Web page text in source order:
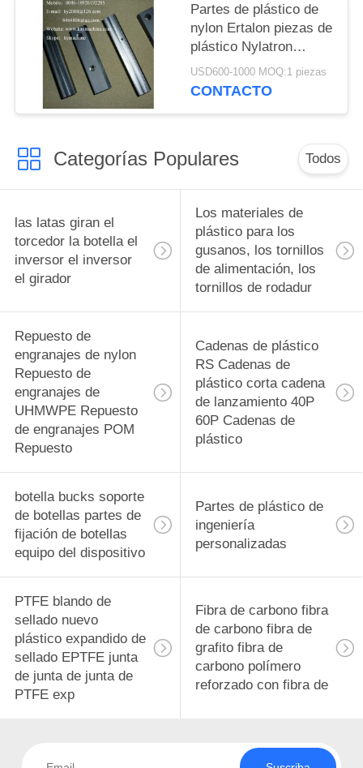
Partes de plástico de
nylon Ertalon piezas de
plástico Nylatron
piezas de plástico de
plástico Bloques de
USD600-1000 MOQ:1 piezas
CONTACTO
Categorías Populares Todos
las latas giran el
torcedor la botella el
inversor el inversor
el girador
Los materiales de
plástico para los
gusanos, los tornillos
de alimentación, los
tornillos de rodadur
Repuesto de
engranajes de nylon
Repuesto de
engranajes de
UHMWPE Repuesto
de engranajes POM
Repuesto
Cadenas de plástico
RS Cadenas de
plástico corta cadena
de lanzamiento 40P
60P Cadenas de
plástico
botella bucks soporte
de botellas partes de
fijación de botellas
equipo del dispositivo
Partes de plástico de
ingeniería
personalizadas
PTFE blando de
sellado nuevo
plástico expandido de
sellado EPTFE junta
de junta de junta de
PTFE exp
Fibra de carbono fibra
de carbono fibra de
grafito fibra de
carbono polímero
reforzado con fibra de